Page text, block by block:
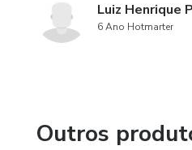
Luiz Henrique
6 Ano Hotmarter
Outros